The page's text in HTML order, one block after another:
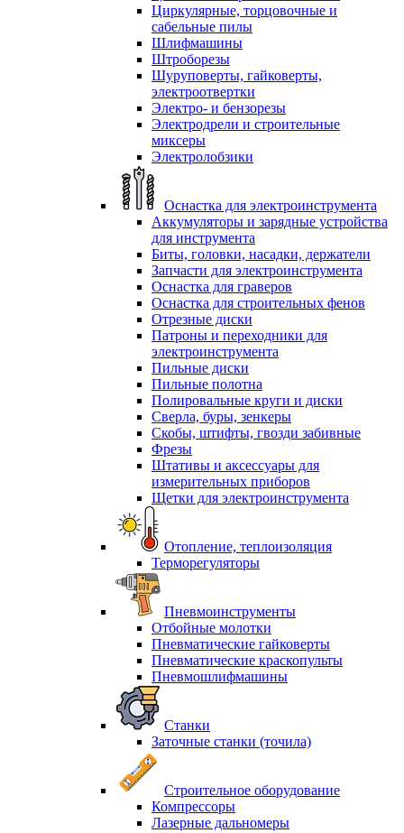
Циркулярные, торцовочные и
сабельные пилы
Шлифмашины
Штроборезы
Шуруповерты, гайковерты,
электроотвертки
Электро- и бензорезы
Электродрели и строительные
миксеры
Электролобзики
Оснастка для электроинструмента
Аккумуляторы и зарядные устройства
для инструмента
Биты, головки, насадки, держатели
Запчасти для электроинструмента
Оснастка для граверов
Оснастка для строительных фенов
Отрезные диски
Патроны и переходники для
электроинструмента
Пильные диски
Пильные полотна
Полировальные круги и диски
Сверла, буры, зенкеры
Скобы, штифты, гвозди забивные
Фрезы
Штативы и аксессуары для
измерительных приборов
Щетки для электроинструмента
Отопление, теплоизоляция
Терморегуляторы
Пневмоинструменты
Отбойные молотки
Пневматические гайковерты
Пневматические краскопульты
Пневмошлифмашины
Станки
Заточные станки (точила)
Строительное оборудование
Компрессоры
Лазерные дальномеры